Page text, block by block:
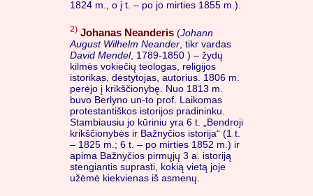
1824 m., o į t. – po jo mirties 1855 m.).
2) Johanas Neanderis (Johann
August Wilhelm Neander , tikr vardas
David Mendel, 1789-1850 ) – žydų
kilmės vokiečių teologas, religijos
istorikas, dėstytojas, autorius. 1806 m.
perėjo į krikščionybę. Nuo 1813 m.
buvo Berlyno un-to prof. Laikomas
protestantiškos istorijos pradininku.
Stambiausiu jo kūriniu yra 6 t. „Bendroji
krikščionybės ir Bažnyčios istorija“ (1 t.
– 1825 m.; 6 t. – po mirties 1852 m.) ir
apima Bažnyčios pirmųjų 3 a. istoriją
stengiantis suprasti, kokią vietą joje
užėmė kiekvienas iš asmenų.